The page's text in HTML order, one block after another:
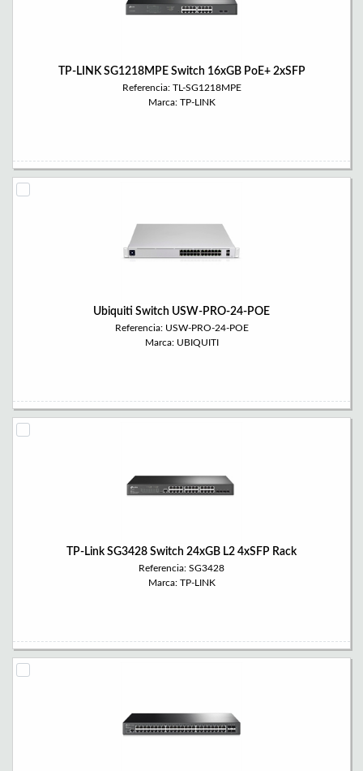
TP-LINK SG1218MPE Switch 16xGB PoE+ 2xSFP
Referencia: TL-SG1218MPE
Marca: TP-LINK
Ubiquiti Switch USW-PRO-24-POE
Referencia: USW-PRO-24-POE
Marca: UBIQUITI
TP-Link SG3428 Switch 24xGB L2 4xSFP Rack
Referencia: SG3428
Marca: TP-LINK